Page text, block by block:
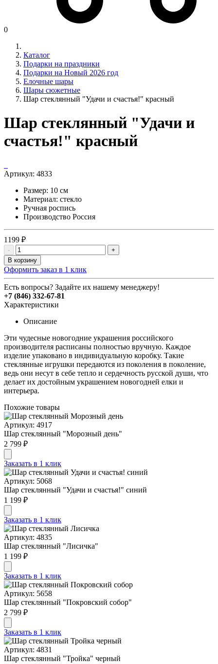
0
Каталог
Подарки на праздники
Подарки на Новый 2026 год
Елочные шары
Шары сюжетные
Шар стеклянный "Удачи и счастья!" красный
Шар стеклянный "Удачи и
счастья!" красный
Артикул: 4833
Размер: 10 см
Материал: стекло
Ручная роспись
Производство Россия
1199 ₽
-
+
В корзину
Оформить заказ в 1 клик
Есть вопросы? Задайте их нашему менеджеру!
+7 (846) 332-67-81
Характеристики
Описание
Эти чудесные новогодние украшения российского
производителя расписаны полностью вручную. Каждое
изделие упаковано в индивидуальную коробку. Такие
стеклянные игрушки передаются из поколения в поколение,
ведь они несут в себе тепло и сердечность русской души, что
делает их достойным украшением новогодней елки и
интерьера.
Похожие товары
Артикул: 4917
Шар стеклянный "Морозный день"
2 799 ₽
Заказать в 1 клик
Артикул: 5068
Шар стеклянный "Удачи и счастья!" синий
1 199 ₽
Заказать в 1 клик
Артикул: 4835
Шар стеклянный "Лисичка"
1 199 ₽
Заказать в 1 клик
Артикул: 5658
Шар стеклянный "Покровский собор"
2 799 ₽
Заказать в 1 клик
Артикул: 4831
Шар стеклянный "Тройка" черный